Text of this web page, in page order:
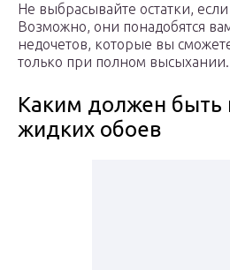
Не выбрасывайте остатки, если
Возможно, они понадобятся
недочетов, которые вы
только при полном
Каким должен быть
жидких обоев